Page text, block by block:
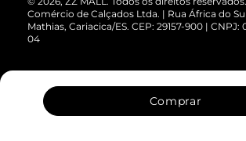
Comprar
ZZPay
Cartão Presente
Vendas Corporativas
Comércio de Calçados Ltda. | Rua África do
Mathias, Cariacica/ES. CEP: 29157-900 | CNPJ:
04